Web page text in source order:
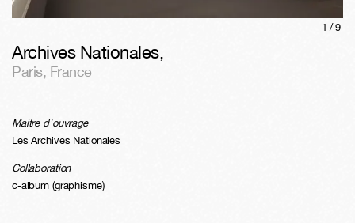
1/9
Archives Nationales,
Paris, France
Maitre d'ouvrage
Les Archives Nationales
Collaboration
c-album (graphisme)